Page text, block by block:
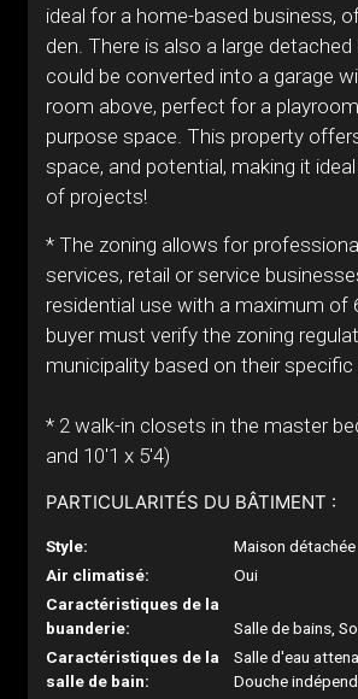
ideal for a home-based business,
den. There is also a large detached
could be converted into a garage
room above, perfect for a
purpose space. This property
space, and potential, making it
of projects!
* The zoning allows for
services, retail or service
residential use with a maximum of
buyer must verify the zoning
municipality based on their
* 2 walk-in closets in the master
and 10'1 x 5'4)
PARTICULARITÉS DU BÂTIMENT :
Style:
Maison détachée
Air climatisé:
Oui
Caractéristiques de la
buanderie:
Salle de bains,
Caractéristiques de la
salle de bain:
Salle d'eau
Douche